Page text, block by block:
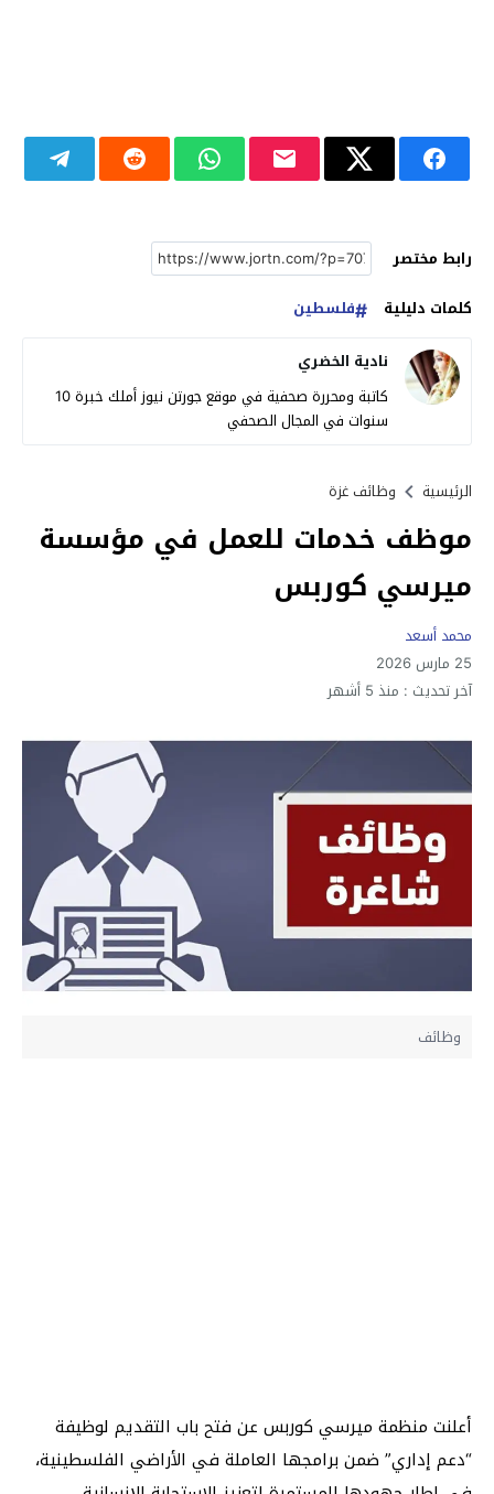
رابط مختصر
كلمات دليلية
فلسطين
نادية الخضري
كاتبة ومحررة صحفية في موقع جورتن نيوز أملك خبرة 10
سنوات في المجال الصحفي
الرئيسية وظائف غزة
موظف خدمات للعمل في مؤسسة
ميرسي كوربس
محمد أسعد
25 مارس 2026
آخر تحديث : منذ 5 أشهر
وظائف
أعلنت منظمة ميرسي كوربس عن فتح باب التقديم لوظيفة
“دعم إداري” ضمن برامجها العاملة في الأراضي الفلسطينية،